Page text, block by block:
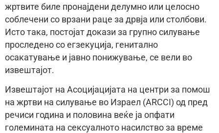
жртвите биле пронајдени делумно или целосно
соблечени со врзани раце за дрвја или столбови.
Исто така, постојат докази за групно силување
проследено со егзекуција, генитално
осакатување и јавно понижување, се вели во
извештајот.
Извештајот на Асоцијацијата на центри за помош
на жртви на силување во Израел (ARCCI) од пред
речиси година и половина веќе ја опфати
големината на сексуалното насилство за време